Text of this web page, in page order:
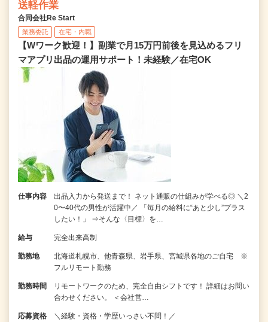
送軽作業
合同会社Re Start
業務委託 在宅・内職
【Wワーク歓迎！】副業で月15万円前後を見込めるフリ
マアプリ出品の運用サポート！未経験／在宅OK
仕事内容
出品入力から発送まで！ ネット通販の仕組みが学べる◎ ＼2
0〜40代の男性が活躍中／ 「毎月の給料に“あと少し”プラス
したい！」 ⇒そんな〈目標〉を…
給与 完全出来高制
勤務地
北海道札幌市、他青森県、岩手県、宮城県各地のご自宅 ※
フルリモート勤務
勤務時間
リモートワークのため、完全自由シフトです！ 詳細はお問い
合わせください。 ＜会社営…
応募資格 ＼経験・資格・学歴いっさい不問！／